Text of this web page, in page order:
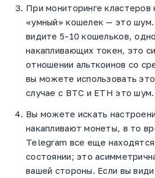
При мониторинге кластеров
«умный» кошелек — это
видите 5-10 кошельков,
накапливающих токен, это
отношении альткоинов со
вы можете использовать
случае с BTC и ETH это шум.
Вы можете искать
накапливают монеты, в то
Telegram все еще
состоянии; это
вашей стороны. Если вы